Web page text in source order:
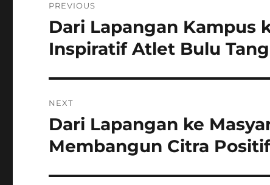
pos
PREVIOUS
Previous
post:
Dari Lapangan Kampus
Inspiratif Atlet Bulu
NEXT
Next
post:
Dari Lapangan ke
Membangun Citra